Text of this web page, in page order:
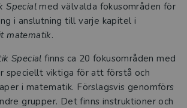
Specialmed välvalda fokusområden för
i anslutning till varje kapitel i
matematik.
Specialfinns ca 20 fokusområden med
speciellt viktiga för att förstå och
i matematik. Förslagsvis genomförs
grupper. Det finns instruktioner och